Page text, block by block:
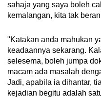
sahaja yang saya boleh
kemalangan, kita tak
"Katakan anda mahukan
keadaannya sekarang.
selesema, boleh jumpa
macam ada masalah
Jadi, apabila ia dihantar,
kejadian begitu adalah